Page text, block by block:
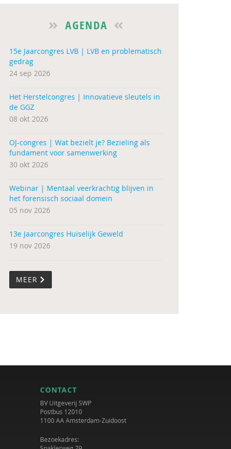
AGENDA
15e Jaarcongres LVB | LVB en problematisch
gedrag
24 sep 2026
Het Herstelcongres | Innovatieve sleutels in
de GGZ
08 okt 2026
OJ-congres | Wat bezielt je? Bezieling als
fundament voor samenwerking
30 okt 2026
Webinar | Mentaal veerkrachtig blijven in
het forensisch sociaal domein
05 nov 2026
13e Jaarcongres Huiselijk Geweld
19 nov 2026
MEER
CONTACT
BV Uitgeverij SWP
Postbus 12010
1100 AA Amsterdam-Zuidoost
Bezoekadres: